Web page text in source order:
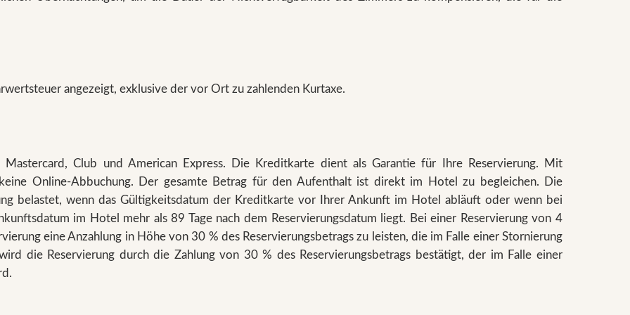
angezeigt, exklusive der vor Ort zu zahlenden Kurtaxe.
Club und American Express. Die Kreditkarte dient als Garantie für Ihre Reservierung. Mit
Online-Abbuchung. Der gesamte Betrag für den Aufenthalt ist direkt im Hotel zu begleichen. Die
belastet, wenn das Gültigkeitsdatum der Kreditkarte vor Ihrer Ankunft im Hotel abläuft oder wenn bei
im Hotel mehr als 89 Tage nach dem Reservierungsdatum liegt. Bei einer Reservierung von 4
eine Anzahlung in Höhe von 30 % des Reservierungsbetrags zu leisten, die im Falle einer Stornierung
die Reservierung durch die Zahlung von 30 % des Reservierungsbetrags bestätigt, der im Falle einer